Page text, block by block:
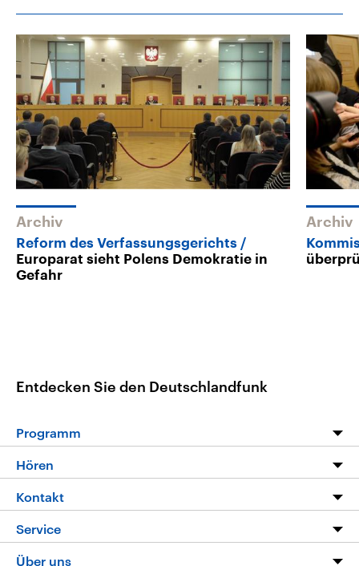
Archiv
Reform des Verfassungsgerichts
Europarat sieht Polens Demokratie in
Gefahr
Archiv
Entdecken Sie den Deutschlandfunk
Programm
Programm
Die Nachrichten
Nachrichtenleicht
Neue Beiträge auf dlf.de
Hören
Livestream
Podcasts
Kontakt
Hörerservice
Service
FAQ
Über uns